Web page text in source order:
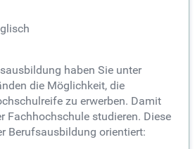
haben Sie unter
die Möglichkeit, die
zu erwerben. Damit
Fachhochschule studieren. Diese
Berufsausbildung orientiert: